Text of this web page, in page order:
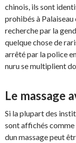
chinois, ils sont
prohibés à Palaiseau
recherche par la
quelque chose de
arrêté par la police
nuru se multiplient
Le massage
Si la plupart des
sont affichés
dun massage peut